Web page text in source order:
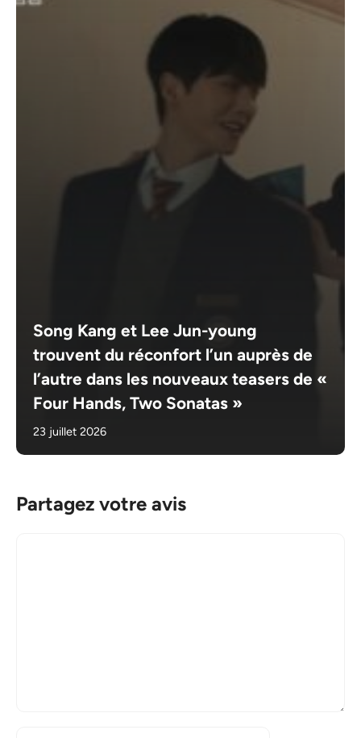
Song Kang et Lee Jun-young
trouvent du réconfort l’un auprès de
l’autre dans les nouveaux teasers de «
Four Hands, Two Sonatas »
23 juillet 2026
Partagez votre avis